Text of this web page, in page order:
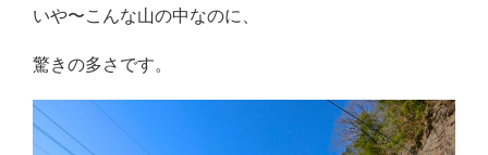
いや〜こんな山の中なのに、
驚きの多さです。